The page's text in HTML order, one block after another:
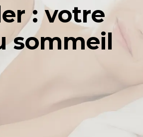
: votre
sommeil